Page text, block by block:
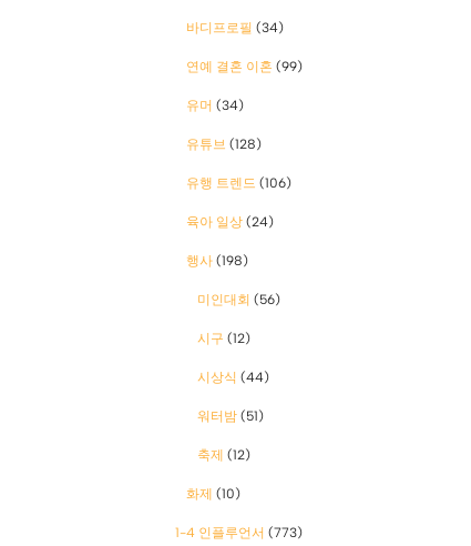
바디프로필 (34)
연예 결혼 이혼 (99)
유머 (34)
유튜브 (128)
유행 트렌드 (106)
육아 일상 (24)
행사 (198)
미인대회 (56)
시구 (12)
시상식 (44)
워터밤 (51)
축제 (12)
화제 (10)
1-4 인플루언서 (773)